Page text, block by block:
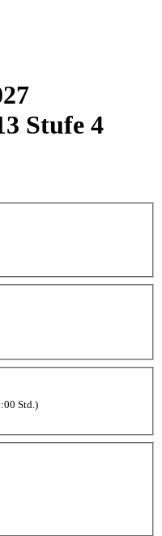
Stufe 4
Std.)